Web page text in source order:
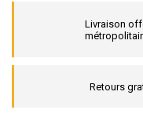
Livraison
Retours